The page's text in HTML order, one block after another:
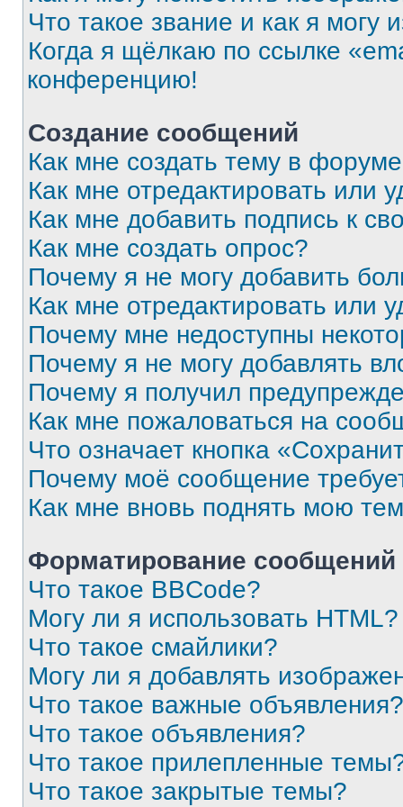
Что такое звание и как я могу
Когда я щёлкаю по ссылке
конференцию!
Создание сообщений
Как мне создать тему в
Как мне отредактировать или
Как мне добавить подпись к
Как мне создать опрос?
Почему я не могу добавить
Как мне отредактировать или
Почему мне недоступны
Почему я не могу добавлять
Почему я получил
Как мне пожаловаться на
Что означает кнопка
Почему моё сообщение
Как мне вновь поднять мою
Форматирование
Что такое BBCode?
Могу ли я использовать HTML?
Что такое смайлики?
Могу ли я добавлять
Что такое важные объявления?
Что такое объявления?
Что такое прилепленные
Что такое закрытые темы?